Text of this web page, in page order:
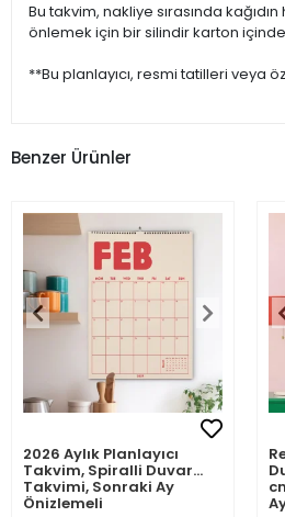
Bu takvim, nakliye sırasında
önlemek için bir silindir karton
**Bu planlayıcı, resmi tatilleri veya
Benzer Ürünler
2026 Aylık Planlayıcı
Takvim, Spiralli Duvar
Takvimi, Sonraki Ay
Önizlemeli